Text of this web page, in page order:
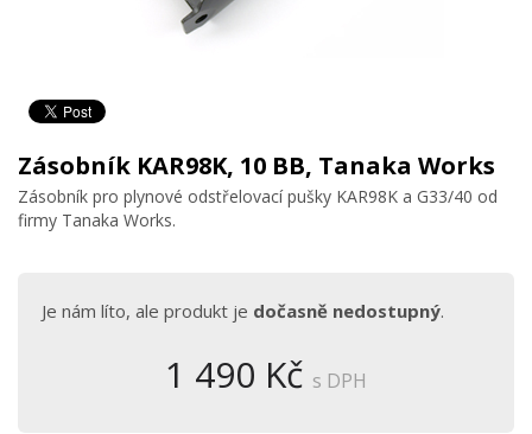
Zásobník KAR98K, 10 BB, Tanaka Works
Zásobník pro plynové odstřelovací pušky KAR98K a G33/40 od
firmy Tanaka Works.
Je nám líto, ale produkt je dočasně nedostupný.
1 490 Kč s DPH